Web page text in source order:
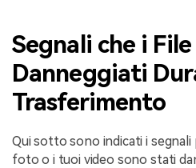
Segnali che i
Danneggiati
Trasferimento
Qui sotto sono indicati i segnali
foto o i tuoi video sono stati